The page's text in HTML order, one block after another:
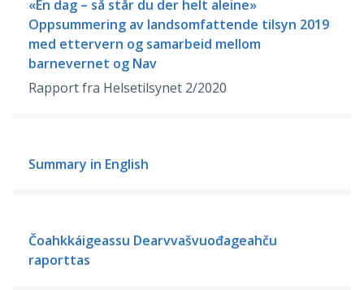
«En dag – så står du der helt aleine»
Oppsummering av landsomfattende tilsyn 2019
med ettervern og samarbeid mellom
barnevernet og Nav
Rapport fra Helsetilsynet 2/2020
Summary in English
Čoahkkáigeassu Dearvvašvuođageahču
raporttas